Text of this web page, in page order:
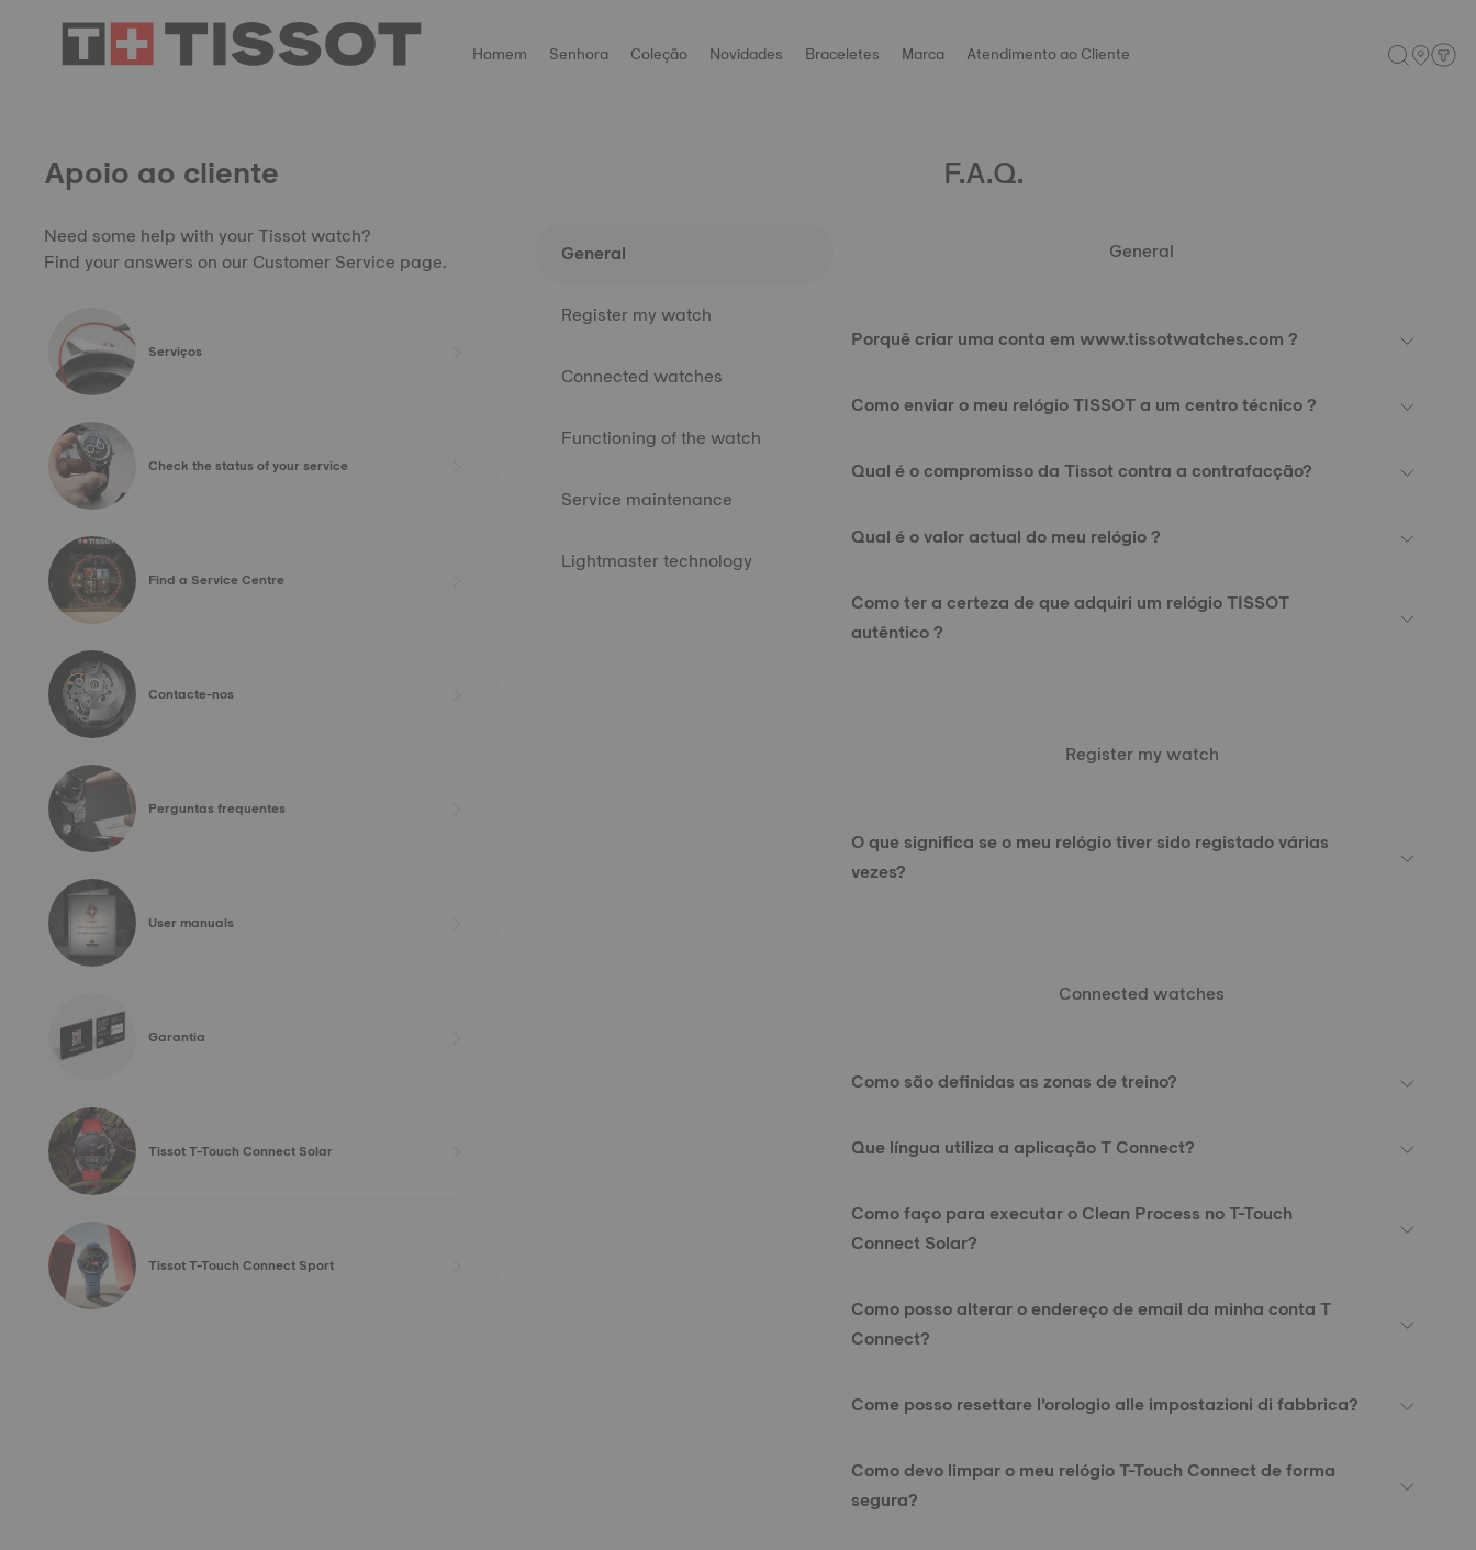
Homem Senhora Coleção Novidades Braceletes Marca Atendimento ao Cliente
Apoio ao cliente
Need some help with your Tissot watch?
Find your answers on our Customer Service page.
Serviços
Check the status of your service
Find a Service Centre
Contacte-nos
Perguntas frequentes
User manuals
Garantia
Tissot T-Touch Connect Solar
Tissot T-Touch Connect Sport
F.A.Q.
General
Register my watch
Connected watches
Functioning of the watch
Service maintenance
Lightmaster technology
General
Porquê criar uma conta em www.tissotwatches.com ?
Como enviar o meu relógio TISSOT a um centro técnico ?
Qual é o compromisso da Tissot contra a contrafacção?
Qual é o valor actual do meu relógio ?
Como ter a certeza de que adquiri um relógio TISSOT
autêntico ?
Register my watch
O que significa se o meu relógio tiver sido registado várias
vezes?
Connected watches
Como são definidas as zonas de treino?
Que língua utiliza a aplicação T Connect?
Como faço para executar o Clean Process no T-Touch
Connect Solar?
Como posso alterar o endereço de email da minha conta T
Connect?
Come posso resettare l’orologio alle impostazioni di fabbrica?
Como devo limpar o meu relógio T-Touch Connect de forma
segura?